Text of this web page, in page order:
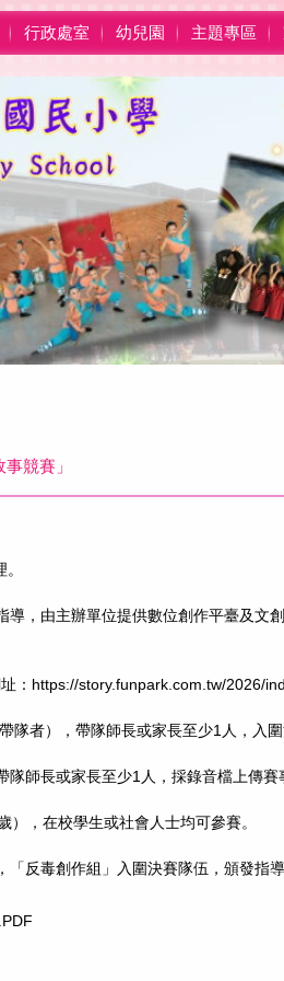
行政處室 幼兒園 主題專區
競賽」
，由主辦單位提供數位創作平臺及
：https://story.funpark.com.tw/2026/
者），帶隊師長或家長至少1人，入
師長或家長至少1人，採錄音檔上傳賽
，在校學生或社會人士均可參賽。
反毒創作組」入圍決賽隊伍，頒發指